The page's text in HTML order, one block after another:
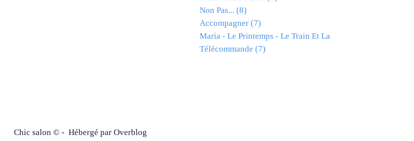
Non Pas... (8)
Accompagner (7)
Maria - Le Printemps - Le Train Et La
Télécommande (7)
Chic salon © - Hébergé par Overblog